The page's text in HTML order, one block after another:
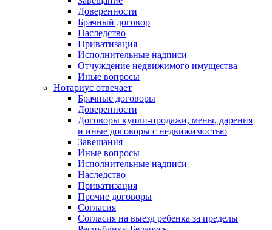
Доверенности
Брачный договор
Наследство
Приватизация
Исполнительные надписи
Отчуждение недвижимого имущества
Иные вопросы
Нотариус отвечает
Брачные договоры
Доверенности
Договоры купли-продажи, мены, дарения
и иные договоры с недвижимостью
Завещания
Иные вопросы
Исполнительные надписи
Наследство
Приватизация
Прочие договоры
Согласия
Согласия на выезд ребенка за пределы